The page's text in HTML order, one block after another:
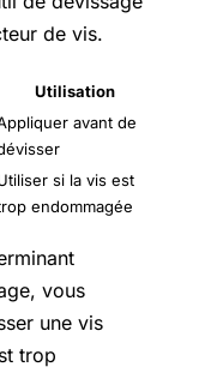
de vis.
Utilisation
avant de
si la vis est
endommagée
vous
une vis
trop